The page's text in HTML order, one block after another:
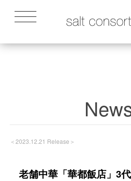
＜2023.12.21 Release＞
老舗中華「華都飯店」3